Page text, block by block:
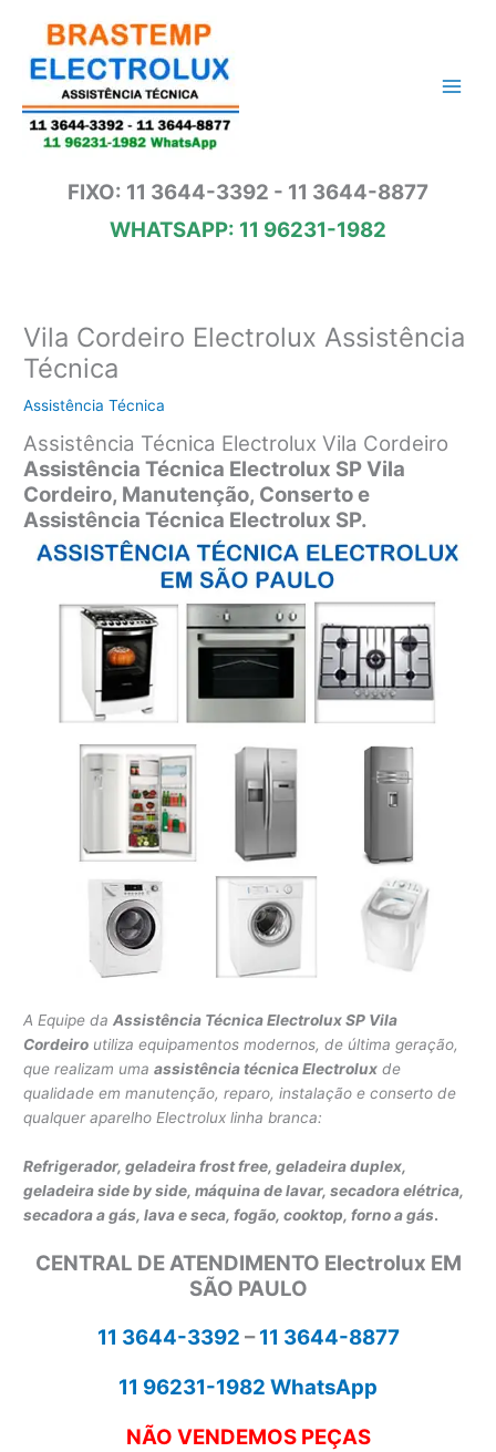
conteúdo
FIXO: 11 3644-3392 - 11 3644-8877
WHATSAPP: 11 96231-1982
Vila Cordeiro Electrolux Assistência
Técnica
Assistência Técnica
Assistência Técnica Electrolux Vila Cordeiro
Assistência Técnica Electrolux SP Vila
Cordeiro, Manutenção, Conserto e
Assistência Técnica Electrolux SP.
A Equipe daAssistência Técnica Electrolux SP Vila
Cordeiro utiliza equipamentos modernos, de última geração,
que realizam umaassistência técnica Electrolux de
qualidade em manutenção, reparo, instalação e conserto de
qualquer aparelho Electrolux linha branca:
Refrigerador, geladeira frost free, geladeira duplex,
geladeira side by side,máquina de lavar,secadora elétrica,
secadora a gás, lava e seca,fogão, cooktop, forno a gás.
CENTRAL DE ATENDIMENTO Electrolux EM
SÃO PAULO
11 3644-3392 –11 3644-8877
11 96231-1982 WhatsApp
NÃO VENDEMOS PEÇAS